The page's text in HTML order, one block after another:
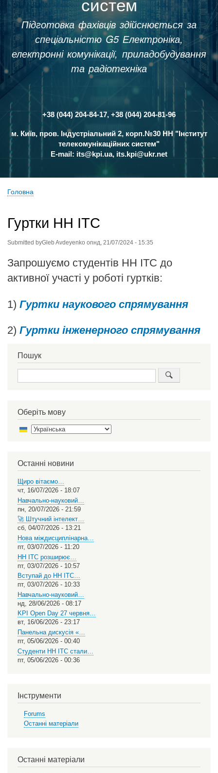
систем
Підготовка фахівців здійснюється за
спеціальністю G5 Електроніка,
електронні комунікації, приладобудування
та радіотехніка
Контакти
+38 (044) 204-84-17, +38 (044) 204-81-96
м. Київ, пров. Індустріальний 2, корп.№30 НН "Інститут
телекомунікаційних систем"
E-mail: its@kpi.ua, its.kpi@ukr.net
Головна
Гуртки НН ІТС
Submitted byGleb Avdeyenko onнд, 21/07/2024 - 15:35
Запрошуємо студентів НН ІТС до
активної участі у роботі гуртків:
1) Гуртки наукового спрямування
2) Гуртки інженерного спрямування
Пошук
Оберіть мову
Останні новини
Щиро вітаємо…
чт, 16/07/2026 - 18:07
Навчально-науковий…
пн, 20/07/2026 - 21:59
🚀 Штучний інтелект…
сб, 04/07/2026 - 13:21
Нова міждисциплінарна…
пт, 03/07/2026 - 11:20
НН ІТС розширює…
пт, 03/07/2026 - 10:57
Вступай до НН ІТС…
пт, 03/07/2026 - 10:33
Навчально-науковий…
нд, 28/06/2026 - 08:17
KPI Open Day 27 червня…
вт, 16/06/2026 - 23:17
Панельна дискусія «…
пт, 05/06/2026 - 00:40
Студенти НН ІТС стали…
пт, 05/06/2026 - 00:36
Інструменти
Forums
Останні матеріали
Останні матеріали